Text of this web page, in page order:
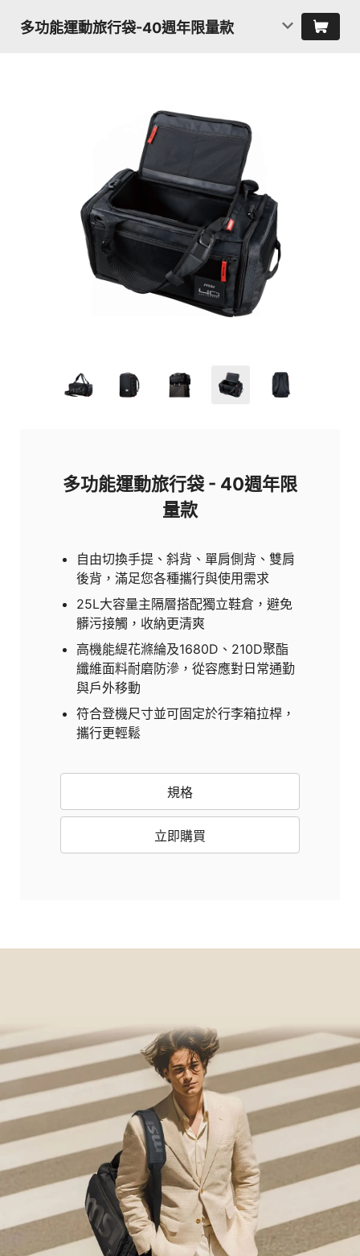
多功能運動旅行袋-40週年限量款
多功能運動旅行袋 - 40週年限
量款
自由切換手提、斜背、單肩側背、雙肩
後背，滿足您各種攜行與使用需求
25L大容量主隔層搭配獨立鞋倉，避免
髒污接觸，收納更清爽
高機能緹花滌綸及1680D、210D聚酯
纖維面料耐磨防滲，從容應對日常通勤
與戶外移動
符合登機尺寸並可固定於行李箱拉桿，
攜行更輕鬆
規格
立即購買